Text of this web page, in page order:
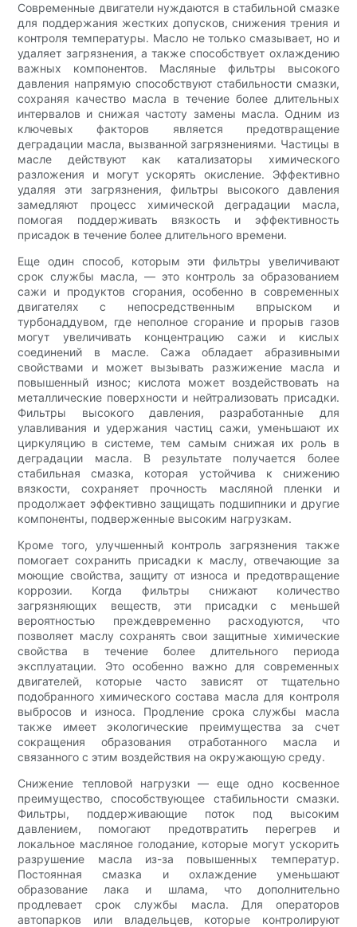
Современные двигатели нуждаются в стабильной смазке
для поддержания жестких допусков, снижения трения и
контроля температуры. Масло не только смазывает, но и
удаляет загрязнения, а также способствует охлаждению
важных компонентов. Масляные фильтры высокого
давления напрямую способствуют стабильности смазки,
сохраняя качество масла в течение более длительных
интервалов и снижая частоту замены масла. Одним из
ключевых факторов является предотвращение
деградации масла, вызванной загрязнениями. Частицы в
масле действуют как катализаторы химического
разложения и могут ускорять окисление. Эффективно
удаляя эти загрязнения, фильтры высокого давления
замедляют процесс химической деградации масла,
помогая поддерживать вязкость и эффективность
присадок в течение более длительного времени.
Еще один способ, которым эти фильтры увеличивают
срок службы масла, — это контроль за образованием
сажи и продуктов сгорания, особенно в современных
двигателях с непосредственным впрыском и
турбонаддувом, где неполное сгорание и прорыв газов
могут увеличивать концентрацию сажи и кислых
соединений в масле. Сажа обладает абразивными
свойствами и может вызывать разжижение масла и
повышенный износ; кислота может воздействовать на
металлические поверхности и нейтрализовать присадки.
Фильтры высокого давления, разработанные для
улавливания и удержания частиц сажи, уменьшают их
циркуляцию в системе, тем самым снижая их роль в
деградации масла. В результате получается более
стабильная смазка, которая устойчива к снижению
вязкости, сохраняет прочность масляной пленки и
продолжает эффективно защищать подшипники и другие
компоненты, подверженные высоким нагрузкам.
Кроме того, улучшенный контроль загрязнения также
помогает сохранить присадки к маслу, отвечающие за
моющие свойства, защиту от износа и предотвращение
коррозии. Когда фильтры снижают количество
загрязняющих веществ, эти присадки с меньшей
вероятностью преждевременно расходуются, что
позволяет маслу сохранять свои защитные химические
свойства в течение более длительного периода
эксплуатации. Это особенно важно для современных
двигателей, которые часто зависят от тщательно
подобранного химического состава масла для контроля
выбросов и износа. Продление срока службы масла
также имеет экологические преимущества за счет
сокращения образования отработанного масла и
связанного с этим воздействия на окружающую среду.
Снижение тепловой нагрузки — еще одно косвенное
преимущество, способствующее стабильности смазки.
Фильтры, поддерживающие поток под высоким
давлением, помогают предотвратить перегрев и
локальное масляное голодание, которые могут ускорить
разрушение масла из-за повышенных температур.
Постоянная смазка и охлаждение уменьшают
образование лака и шлама, что дополнительно
продлевает срок службы масла. Для операторов
автопарков или владельцев, которые контролируют